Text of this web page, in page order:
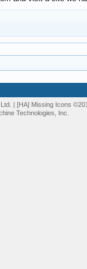
| [HA] Missing Icons
Technologies, Inc.